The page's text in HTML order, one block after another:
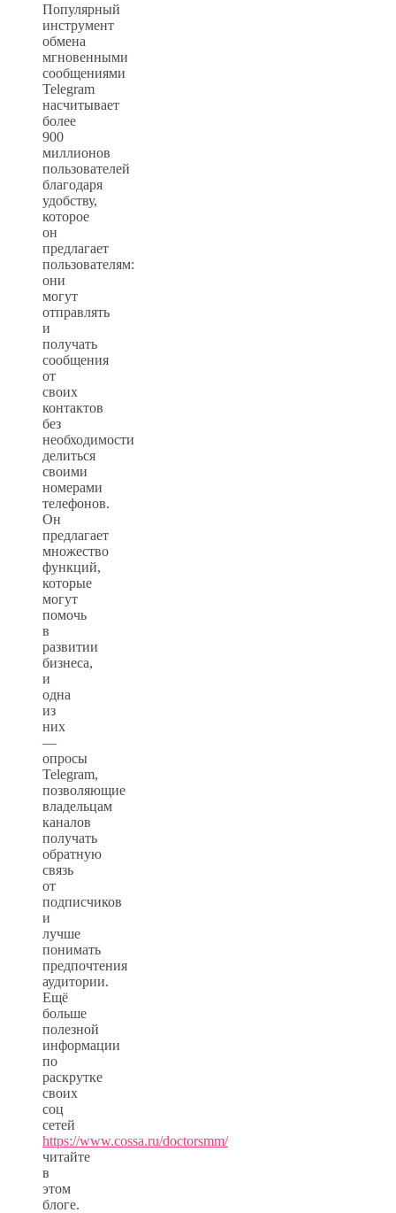
Популярный
инструмент
обмена
мгновенными
сообщениями
Telegram
насчитывает
более
900
миллионов
пользователей
благодаря
удобству,
которое
он
предлагает
пользователям:
они
могут
отправлять
и
получать
сообщения
от
своих
контактов
без
необходимости
делиться
своими
номерами
телефонов.
Он
предлагает
множество
функций,
которые
могут
помочь
в
развитии
бизнеса,
и
одна
из
них
—
опросы
Telegram,
позволяющие
владельцам
каналов
получать
обратную
связь
от
подписчиков
и
лучше
понимать
предпочтения
аудитории.
Ещё
больше
полезной
информации
по
раскрутке
своих
соц
сетей
https://www.cossa.ru/doctorsmm/
читайте
в
этом
блоге.